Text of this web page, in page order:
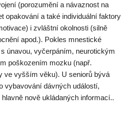
(porozumění a návaznost na
opakování a také individuální faktory
i zvláštní okolnosti (silně
apod.). Pokles mnestické
únavou, vyčerpáním, neurotickým
poškozením mozku (např.
ve vyšším věku). U seniorů bývá
vybavování dávných událostí,
nově ukládaných informací..